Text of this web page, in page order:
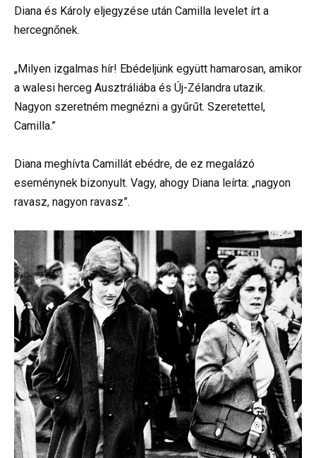
Diana és Károly eljegyzése után Camilla levelet írt a
hercegnőnek.
„Milyen izgalmas hír! Ebédeljünk együtt hamarosan, amikor
a walesi herceg Ausztráliába és Új-Zélandra utazik.
Nagyon szeretném megnézni a gyűrűt. Szeretettel,
Camilla.”
Diana meghívta Camillát ebédre, de ez megalázó
eseménynek bizonyult. Vagy, ahogy Diana leírta: „nagyon
ravasz, nagyon ravasz”.